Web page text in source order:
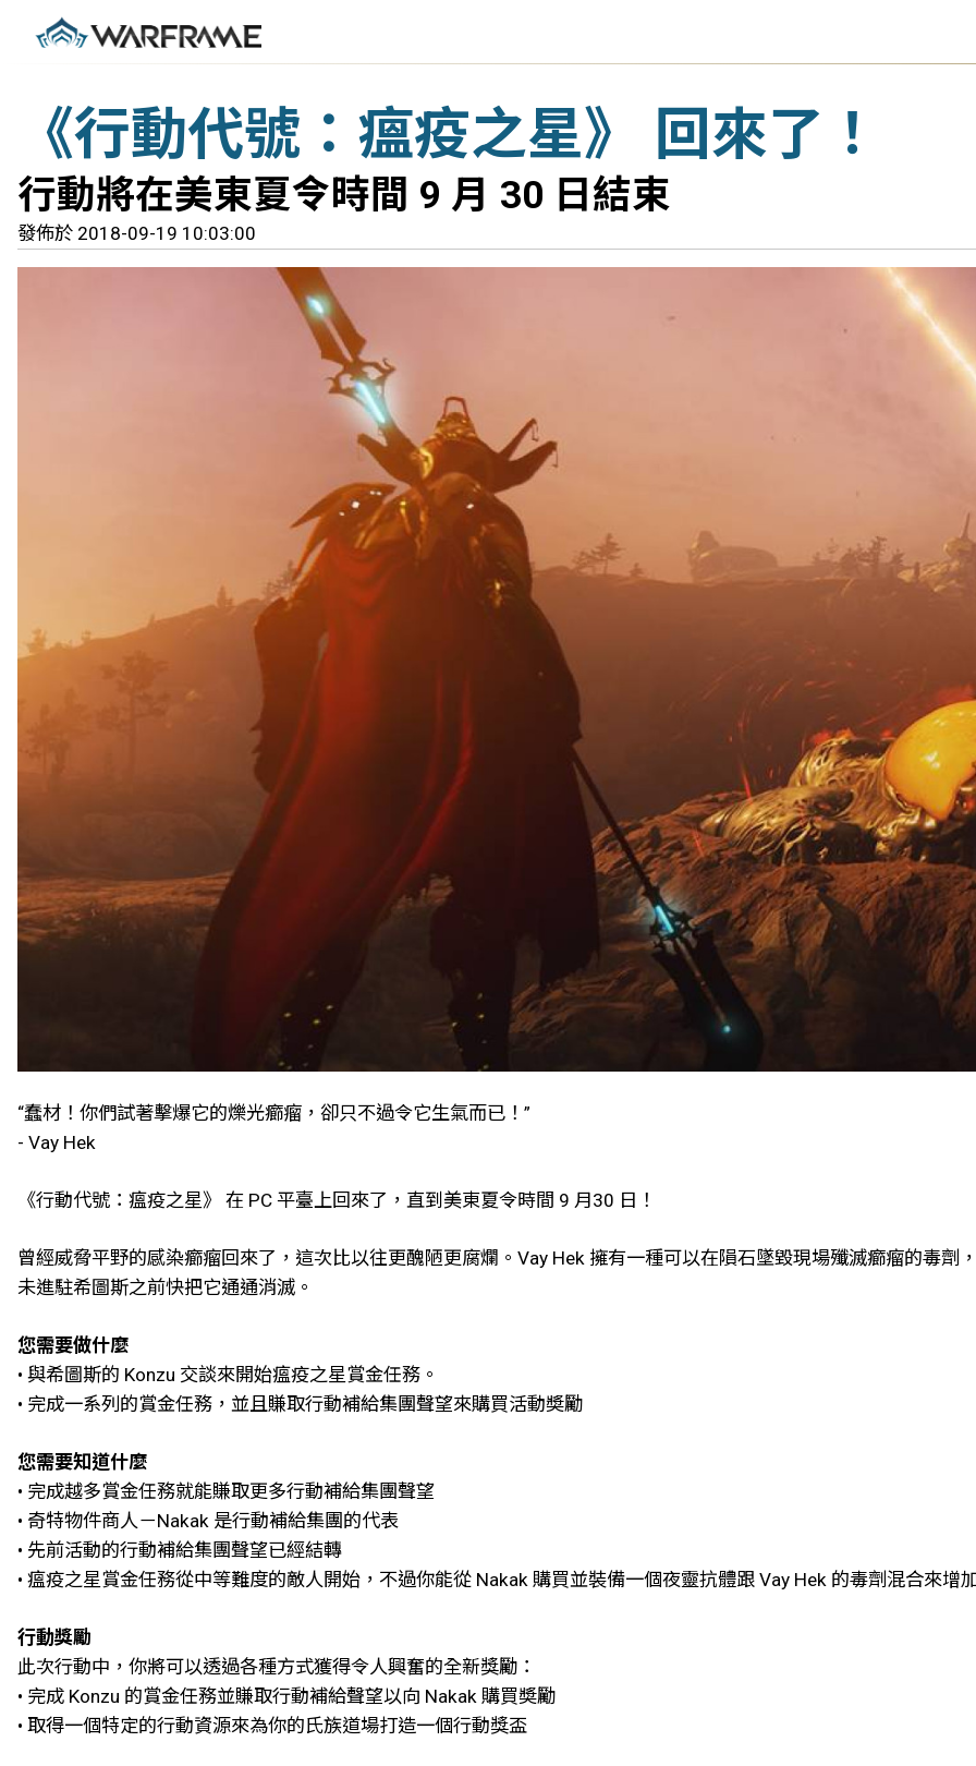
《行動代號：瘟疫之星》 回來了！
行動將在美東夏令時間 9 月 30 日結束
發佈於 2018-09-19 10:03:00
“蠢材！你們試著擊爆它的爍光癤瘤，卻只不過令它生氣而已！”
- Vay Hek
《行動代號：瘟疫之星》 在 PC 平臺上回來了，直到美東夏令時間 9 月30 日！
曾經威脅平野的感染癤瘤回來了，這次比以往更醜陋更腐爛。Vay Hek 擁有一種可以在隕石墜毀現場殲滅癤瘤的毒
未進駐希圖斯之前快把它通通消滅。
您需要做什麼
• 與希圖斯的 Konzu 交談來開始瘟疫之星賞金任務。
• 完成一系列的賞金任務，並且賺取行動補給集團聲望來購買活動奬勵
您需要知道什麼
• 完成越多賞金任務就能賺取更多行動補給集團聲望
• 奇特物件商人－Nakak 是行動補給集團的代表
• 先前活動的行動補給集團聲望已經結轉
• 瘟疫之星賞金任務從中等難度的敵人開始，不過你能從 Nakak 購買並裝備一個夜靈抗體跟 Vay Hek 的毒劑混合來增
行動獎勵
此次行動中，你將可以透過各種方式獲得令人興奮的全新獎勵：
• 完成 Konzu 的賞金任務並賺取行動補給聲望以向 Nakak 購買奬勵
• 取得一個特定的行動資源來為你的氏族道場打造一個行動獎盃